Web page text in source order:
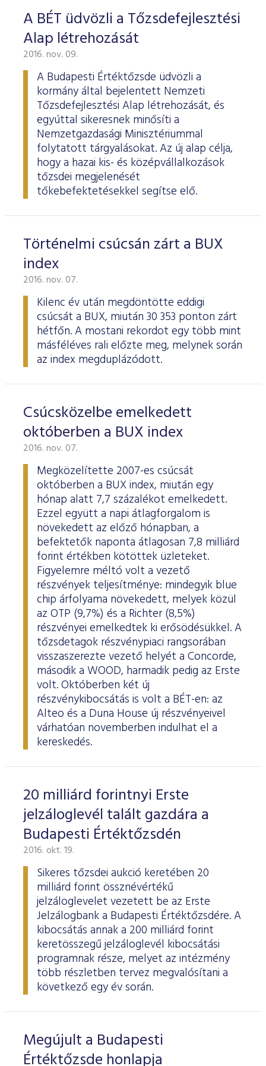
A BÉT üdvözli a Tőzsdefejlesztési
Alap létrehozását
2016. nov. 09.
A Budapesti Értéktőzsde üdvözli a
kormány által bejelentett Nemzeti
Tőzsdefejlesztési Alap létrehozását, és
egyúttal sikeresnek minősíti a
Nemzetgazdasági Minisztériummal
folytatott tárgyalásokat. Az új alap célja,
hogy a hazai kis- és középvállalkozások
tőzsdei megjelenését
tőkebefektetésekkel segítse elő.
Történelmi csúcsán zárt a BUX
index
2016. nov. 07.
Kilenc év után megdöntötte eddigi
csúcsát a BUX, miután 30 353 ponton zárt
hétfőn. A mostani rekordot egy több mint
másféléves rali előzte meg, melynek során
az index megduplázódott.
Csúcsközelbe emelkedett
októberben a BUX index
2016. nov. 07.
Megközelítette 2007-es csúcsát
októberben a BUX index, miután egy
hónap alatt 7,7 százalékot emelkedett.
Ezzel együtt a napi átlagforgalom is
növekedett az előző hónapban, a
befektetők naponta átlagosan 7,8 milliárd
forint értékben kötöttek üzleteket.
Figyelemre méltó volt a vezető
részvények teljesítménye: mindegyik blue
chip árfolyama növekedett, melyek közül
az OTP (9,7%) és a Richter (8,5%)
részvényei emelkedtek ki erősödésükkel. A
tőzsdetagok részvénypiaci rangsorában
visszaszerezte vezető helyét a Concorde,
második a WOOD, harmadik pedig az Erste
volt. Októberben két új
részvénykibocsátás is volt a BÉT-en: az
Alteo és a Duna House új részvényeivel
várhatóan novemberben indulhat el a
kereskedés.
20 milliárd forintnyi Erste
jelzáloglevél talált gazdára a
Budapesti Értéktőzsdén
2016. okt. 19.
Sikeres tőzsdei aukció keretében 20
milliárd forint össznévértékű
jelzáloglevelet vezetett be az Erste
Jelzálogbank a Budapesti Értéktőzsdére. A
kibocsátás annak a 200 milliárd forint
keretösszegű jelzáloglevél kibocsátási
programnak része, melyet az intézmény
több részletben tervez megvalósítani a
következő egy év során.
Megújult a Budapesti
Értéktőzsde honlapja